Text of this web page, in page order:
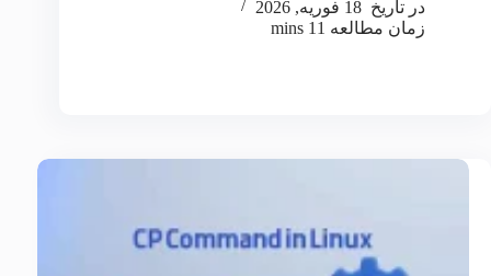
در تاریخ 18 فوریه, 2026
زمان مطالعه 11 mins